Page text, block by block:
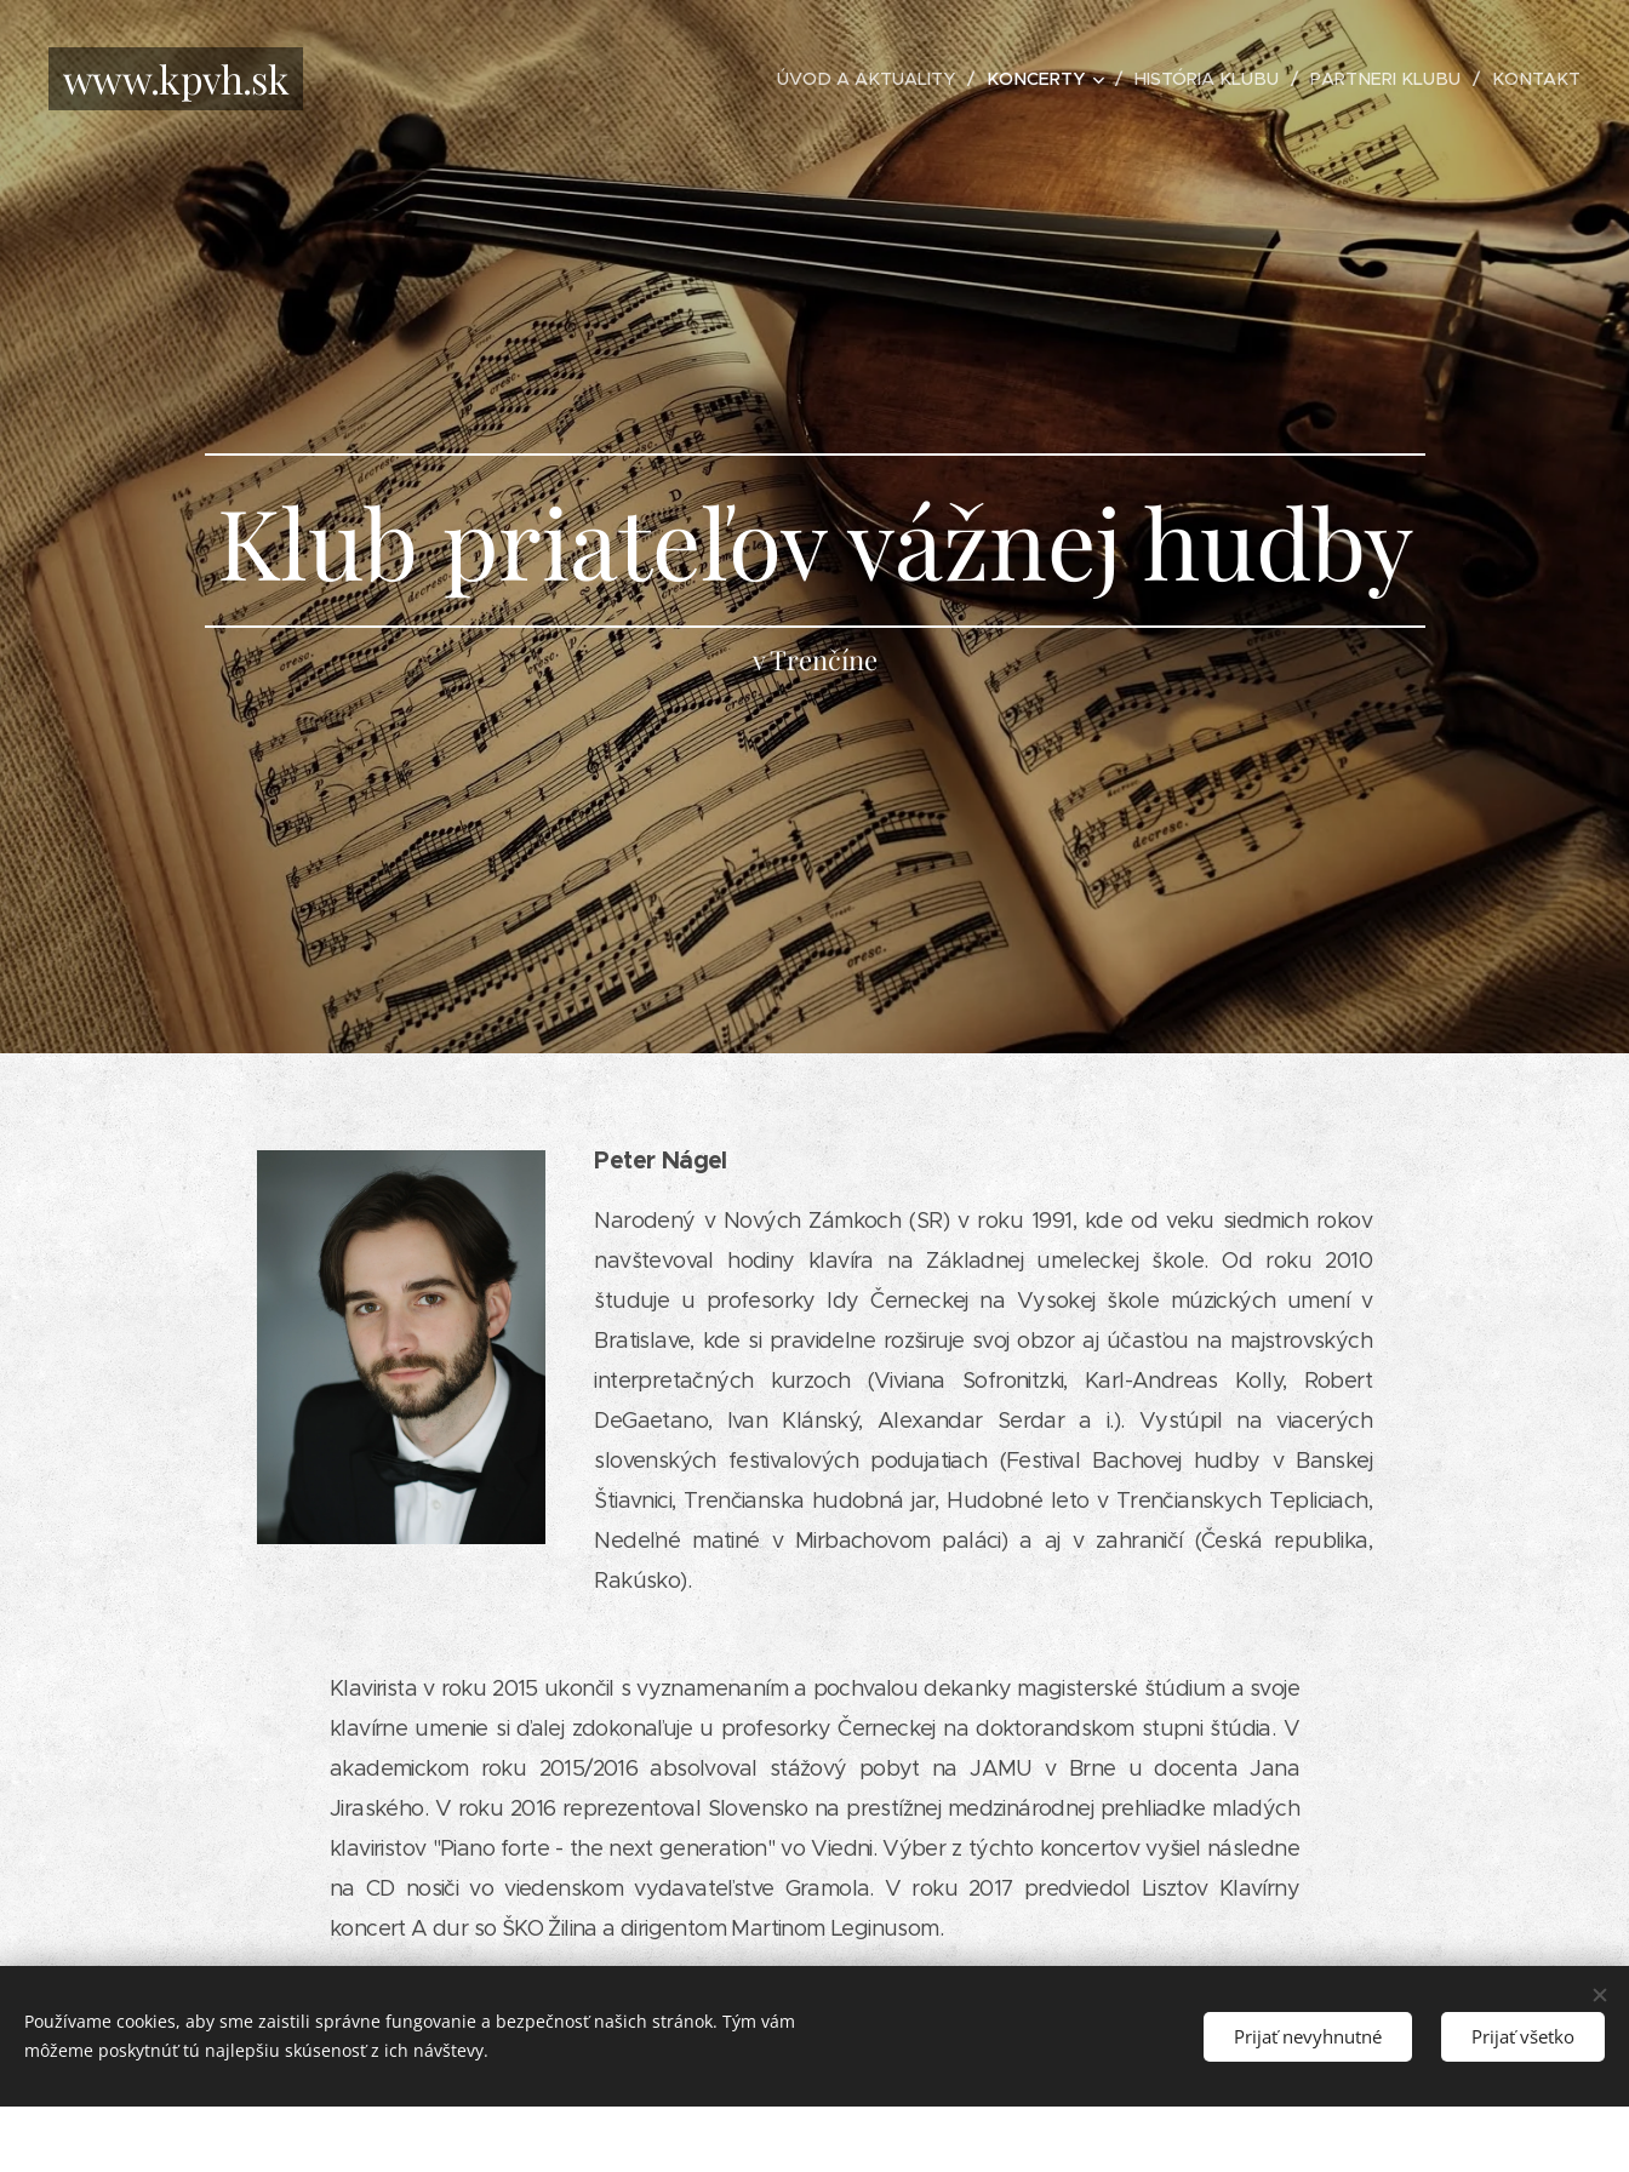
www.kpvh.sk ÚVOD A AKTUALITY KONCERTY HISTÓRIA KLUBU PARTNERI KLUBU KONTAKT
Klub priateľov vážnej hudby
v Trenčíne
Peter Nágel
Narodený v Nových Zámkoch (SR) v roku 1991, kde od veku siedmich rokov
navštevoval hodiny klavíra na Základnej umeleckej škole. Od roku 2010
študuje u profesorky Idy Černeckej na Vysokej škole múzických umení v
Bratislave, kde si pravidelne rozširuje svoj obzor aj účasťou na majstrovských
interpretačných kurzoch (Viviana Sofronitzki, Karl-Andreas Kolly, Robert
DeGaetano, Ivan Klánský, Alexandar Serdar a i.). Vystúpil na viacerých
slovenských festivalových podujatiach (Festival Bachovej hudby v Banskej
Štiavnici, Trenčianska hudobná jar, Hudobné leto v Trenčianskych Tepliciach,
Nedeľné matiné v Mirbachovom paláci) a aj v zahraničí (Česká republika,
Rakúsko).
Klavirista v roku 2015 ukončil s vyznamenaním a pochvalou dekanky magisterské štúdium a svoje
klavírne umenie si ďalej zdokonaľuje u profesorky Černeckej na doktorandskom stupni štúdia. V
akademickom roku 2015/2016 absolvoval stážový pobyt na JAMU v Brne u docenta Jana
Jiraského. V roku 2016 reprezentoval Slovensko na prestížnej medzinárodnej prehliadke mladých
klaviristov "Piano forte - the next generation" vo Viedni. Výber z týchto koncertov vyšiel následne
na CD nosiči vo viedenskom vydavateľstve Gramola. V roku 2017 predviedol Lisztov Klavírny
koncert A dur so ŠKO Žilina a dirigentom Martinom Leginusom.
emocionálnej zaangažovanosti veľmi suverénne. Jeho hra je okrem virtuozity a komplexného
ovládania nástroja charakteristická aj sugestívnou prácou s klavírnym zvukom, plasticitou a
obsahovou plnosťou.
Používame cookies, aby sme zaistili správne fungovanie a bezpečnosť našich stránok. Tým vám
môžeme poskytnúť tú najlepšiu skúsenosť z ich návštevy.
Prijať nevyhnutné Prijať všetko